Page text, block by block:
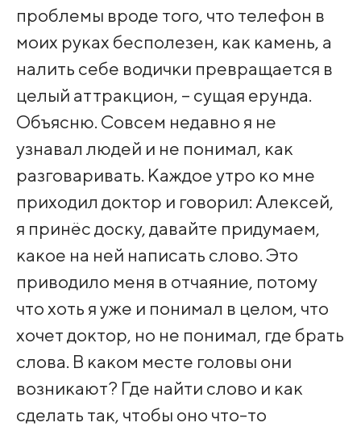
проблемы вроде того, что телефон в
моих руках бесполезен, как камень, а
налить себе водички превращается в
целый аттракцион, – сущая ерунда.
Объясню. Совсем недавно я не
узнавал людей и не понимал, как
разговаривать. Каждое утро ко мне
приходил доктор и говорил: Алексей,
я принёс доску, давайте придумаем,
какое на ней написать слово. Это
приводило меня в отчаяние, потому
что хоть я уже и понимал в целом, что
хочет доктор, но не понимал, где брать
слова. В каком месте головы они
возникают? Где найти слово и как
сделать так, чтобы оно что-то